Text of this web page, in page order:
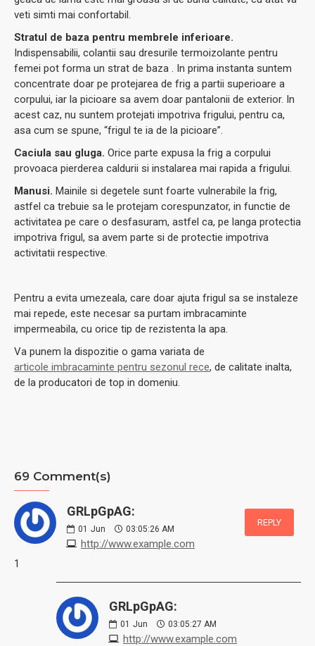
veti simti mai confortabil.
Stratul de baza pentru membrele inferioare.
Indispensabilii, colantii sau dresurile termoizolante pentru
femei pot forma un strat de baza . In prima instanta suntem
concentrate doar pe protejarea de frig a partii superioare a
corpului, iar la picioare sa avem doar pantalonii de exterior. In
acest caz, nu suntem protejati impotriva frigului, pentru ca,
asa cum se spune, “frigul te ia de la picioare”.
Caciula sau gluga. Orice parte expusa la frig a corpului
provoaca pierderea caldurii si instalarea mai rapida a frigului.
Manusi. Mainile si degetele sunt foarte vulnerabile la frig,
astfel ca trebuie sa le protejam corespunzator, in functie de
activitatea pe care o desfasuram, astfel ca, pe langa protectia
impotriva frigul, sa avem parte si de protectie impotriva
activitatii respective.
Pentru a evita umezeala, care doar ajuta frigul sa se instaleze
mai repede, este necesar sa purtam imbracaminte
impermeabila, cu orice tip de rezistenta la apa.
Va punem la dispozitie o gama variata de
articole imbracaminte pentru sezonul rece, de calitate inalta,
de la producatori de top in domeniu.
69 Comment(s)
GRLpGpAG:
01 Jun 03:05:26 AM
http://www.example.com
REPLY
1
GRLpGpAG:
01 Jun 03:05:27 AM
http://www.example.com